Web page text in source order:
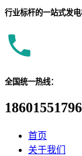
行业标杆的一站式发
全国统一热线：
18601551796
首页
关于我们